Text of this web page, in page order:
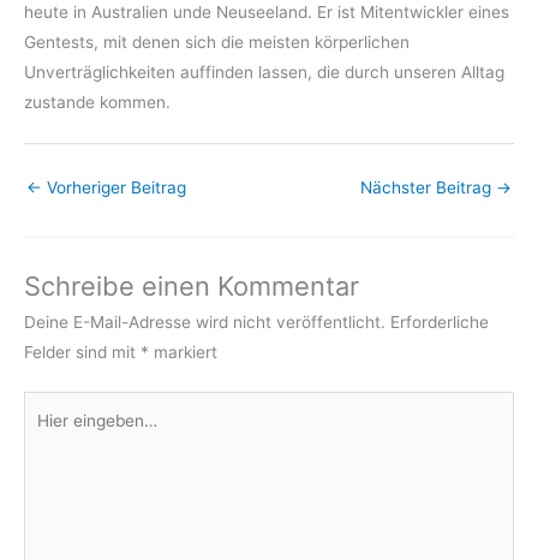
heute in Australien unde Neuseeland. Er ist Mitentwickler eines
Gentests, mit denen sich die meisten körperlichen
Unverträglichkeiten auffinden lassen, die durch unseren Alltag
zustande kommen.
← Vorheriger Beitrag Nächster Beitrag →
Schreibe einen Kommentar
Deine E-Mail-Adresse wird nicht veröffentlicht. Erforderliche
Felder sind mit * markiert
eingeben…